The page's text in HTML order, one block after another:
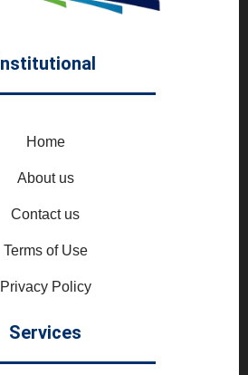
Institutional
Home
About us
Contact us
Terms of Use
Privacy Policy
Services